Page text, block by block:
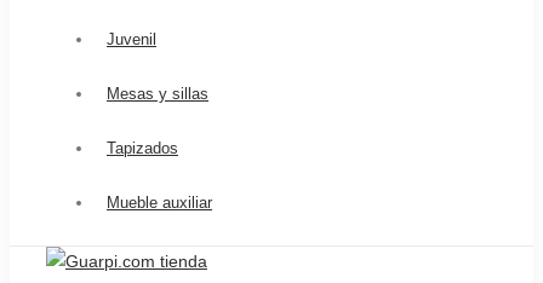
Juvenil
Mesas y sillas
Tapizados
Mueble auxiliar